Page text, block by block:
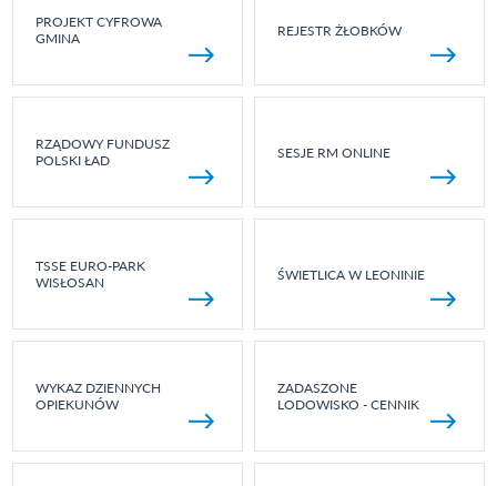
PROJEKT CYFROWA
GMINA
REJESTR ŻŁOBKÓW
RZĄDOWY FUNDUSZ
POLSKI ŁAD
SESJE RM ONLINE
TSSE EURO-PARK
WISŁOSAN
ŚWIETLICA W LEONINIE
WYKAZ DZIENNYCH
OPIEKUNÓW
ZADASZONE
LODOWISKO - CENNIK